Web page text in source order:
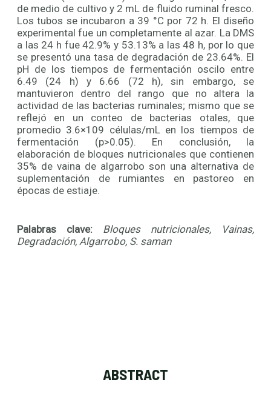
de medio de cultivo y 2 mL de fluido ruminal fresco.
Los tubos se incubaron a 39 °C por 72 h. El diseño
experimental fue un completamente al azar. La DMS
a las 24 h fue 42.9% y 53.13% a las 48 h, por lo que
se presentó una tasa de degradación de 23.64%. El
pH de los tiempos de fermentación oscilo entre
6.49 (24 h) y 6.66 (72 h), sin embargo, se
mantuvieron dentro del rango que no altera la
actividad de las bacterias ruminales; mismo que se
reflejó en un conteo de bacterias otales, que
promedio 3.6×109 células/mL en los tiempos de
fermentación (p>0.05). En conclusión, la
elaboración de bloques nutricionales que contienen
35% de vaina de algarrobo son una alternativa de
suplementación de rumiantes en pastoreo en
épocas de estiaje.
Palabras clave:
Bloques nutricionales, Vainas,
Degradación, Algarrobo, S. saman
ABSTRACT